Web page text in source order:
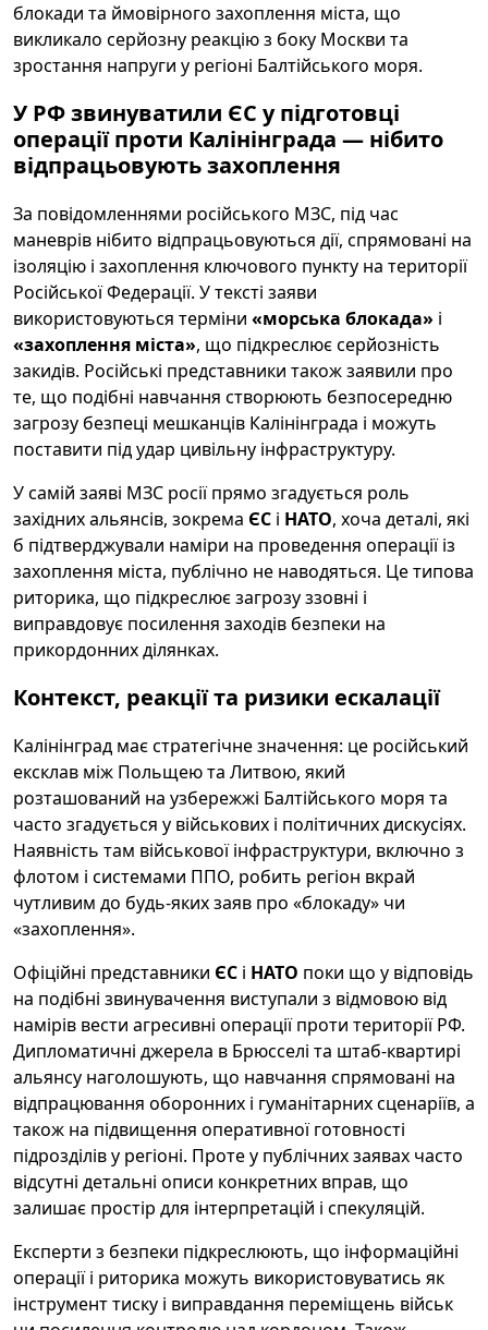
блокади та ймовірного захоплення міста, що
викликало серйозну реакцію з боку Москви та
зростання напруги у регіоні Балтійського моря.
У РФ звинуватили ЄС у підготовці
операції проти Калінінграда — нібито
відпрацьовують захоплення
За повідомленнями російського МЗС, під час
маневрів нібито відпрацьовуються дії, спрямовані на
ізоляцію і захоплення ключового пункту на території
Російської Федерації. У тексті заяви
використовуються терміни «морська блокада» і
«захоплення міста», що підкреслює серйозність
закидів. Російські представники також заявили про
те, що подібні навчання створюють безпосередню
загрозу безпеці мешканців Калінінграда і можуть
поставити під удар цивільну інфраструктуру.
У самій заяві МЗС росії прямо згадується роль
західних альянсів, зокрема ЄС і НАТО, хоча деталі, які
б підтверджували наміри на проведення операції із
захоплення міста, публічно не наводяться. Це типова
риторика, що підкреслює загрозу ззовні і
виправдовує посилення заходів безпеки на
прикордонних ділянках.
Контекст, реакції та ризики ескалації
Калінінград має стратегічне значення: це російський
ексклав між Польщею та Литвою, який
розташований на узбережжі Балтійського моря та
часто згадується у військових і політичних дискусіях.
Наявність там військової інфраструктури, включно з
флотом і системами ППО, робить регіон вкрай
чутливим до будь-яких заяв про «блокаду» чи
«захоплення».
Офіційні представники ЄС і НАТО поки що у відповідь
на подібні звинувачення виступали з відмовою від
намірів вести агресивні операції проти території РФ.
Дипломатичні джерела в Брюсселі та штаб-квартирі
альянсу наголошують, що навчання спрямовані на
відпрацювання оборонних і гуманітарних сценаріїв, а
також на підвищення оперативної готовності
підрозділів у регіоні. Проте у публічних заявах часто
відсутні детальні описи конкретних вправ, що
залишає простір для інтерпретацій і спекуляцій.
Експерти з безпеки підкреслюють, що інформаційні
операції і риторика можуть використовуватись як
інструмент тиску і виправдання переміщень військ